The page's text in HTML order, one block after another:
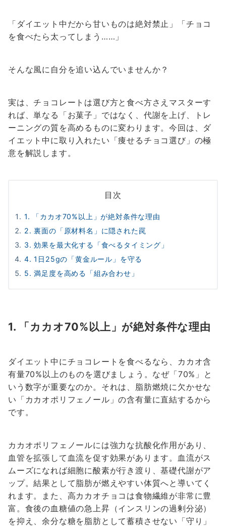
「ダイエット中だから甘いものは絶対禁止」「チョコ
を食べたら太ってしまう……」
そんな風に自分を追い込んでいませんか？
実は、チョコレートは選び方と食べ方さえマスターす
れば、単なる「お菓子」ではなく、代謝を上げ、トレ
ーニングの質を高めるものに変わります。今回は、ダ
イエット中に取り入れたい「痩せるチョコ選び」の極
意を解説します。
目次
1. 「カカオ70%以上」が絶対条件な理由
2. 裏面の「原材料名」に隠された罠
3. 効果を最大化する「食べるタイミング」
4. 1日25gの「黄金ルール」を守る
5. 満足度を高める「組み合わせ」
1. 「カカオ70%以上」が絶対条件な理由
ダイエット中にチョコレートを食べるなら、カカオ含
有量70%以上のものを選びましょう。なぜ「70%」と
いう数字が重要なのか。それは、脂肪燃焼に欠かせな
い「カカオポリフェノール」の含有量に直結するから
です。
カカオポリフェノールには強力な抗酸化作用があり、
血管を拡張して血流を促す効果があります。血流がス
ムーズになれば細胞に酸素が行き渡り、基礎代謝がア
ップ。結果として脂肪が燃えやすい体質へと導いてく
れます。また、高カカオチョコは食物繊維が非常に豊
富。食後の血糖値の急上昇（インスリンの過剰分泌）
を抑え、余分な糖を脂肪として蓄積させない「守り」